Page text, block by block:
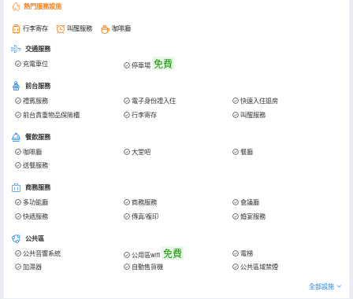
熱門服務設施
行李寄存 叫醒服務 咖啡廳
交通服務
充電車位 停車場 免費
前台服務
禮賓服務 電子身份證入住
快速入住退房
前台貴重物品保險櫃
行李寄存 叫醒服務
餐飲服務
咖啡廳 大堂吧
餐廳
送餐服務
商務服務
多功能廳 商務服務
會議廳
快遞服務
傳真/複印 婚宴服務
公共區
公共音響系統 公用區wifi 免費
電梯
加濕器
自動售貨機 公共區域禁煙
全部設施